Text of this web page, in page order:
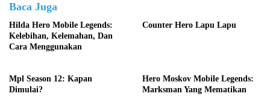
Baca Juga
Hilda Hero Mobile Legends:
Kelebihan, Kelemahan, Dan
Cara Menggunakan
Counter Hero Lapu Lapu
Mpl Season 12: Kapan
Dimulai?
Hero Moskov Mobile Legends:
Marksman Yang Mematikan